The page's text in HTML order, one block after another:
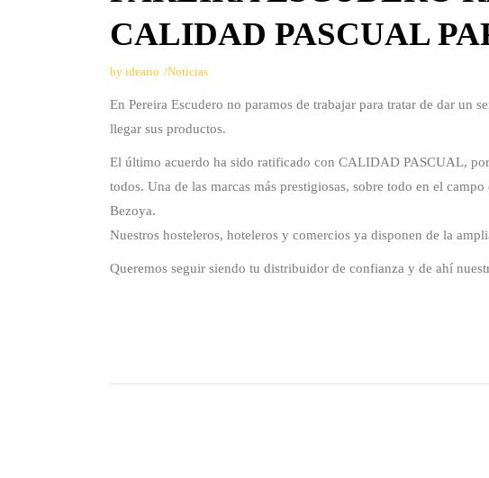
CALIDAD PASCUAL
by ideario Noticias
En Pereira Escudero no paramos de trabajar para tratar de dar un
llegar sus productos.
El último acuerdo ha sido ratificado con CALIDAD PASCUAL,
todos. Una de las marcas más prestigiosas, sobre todo en el
Bezoya.
Nuestros hosteleros, hoteleros y comercios ya disponen de la
Queremos seguir siendo tu distribuidor de confianza y de ahí